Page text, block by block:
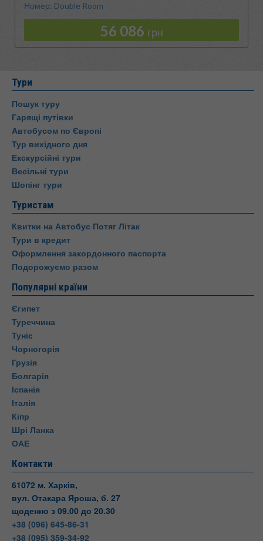
Номер: Double Room
56 086 грн
Тури
Пошук туру
Гарящі путівки
Автобусом по Європі
Тур вихідного дня
Екскурсійні тури
Весільні тури
Шопінг тури
Туристам
Квитки на Автобус Потяг Літак
Тури в кредит
Оформлення закордонного паспорта
Подорожуємо разом
Популярні країни
Єгипет
Туреччина
Туніс
Чорногорія
Грузія
Болгарія
Іспанія
Італія
Кіпр
Шрі Ланка
ОАЕ
Контакти
61072 м. Харків,
вул. Отакара Яроша, б. 27
щоденно з 09.00 до 20.30
+38 (096) 645-86-31
+38 (095) 359-34-92